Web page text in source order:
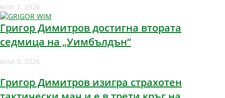
юли 7, 2026
Григор Димитров достигна втората
седмица на „Уимбълдън“
юли 5, 2026
Григор Димитров изигра страхотен